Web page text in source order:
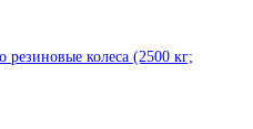
резиновые колеса (2500 кг;